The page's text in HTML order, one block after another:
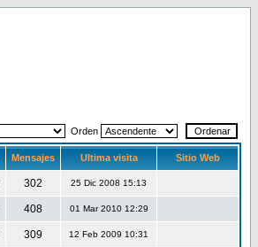
Orden
Mensajes Ultima visita Sitio Web
302 25 Dic 2008 15:13
408 01 Mar 2010 12:29
309 12 Feb 2009 10:31